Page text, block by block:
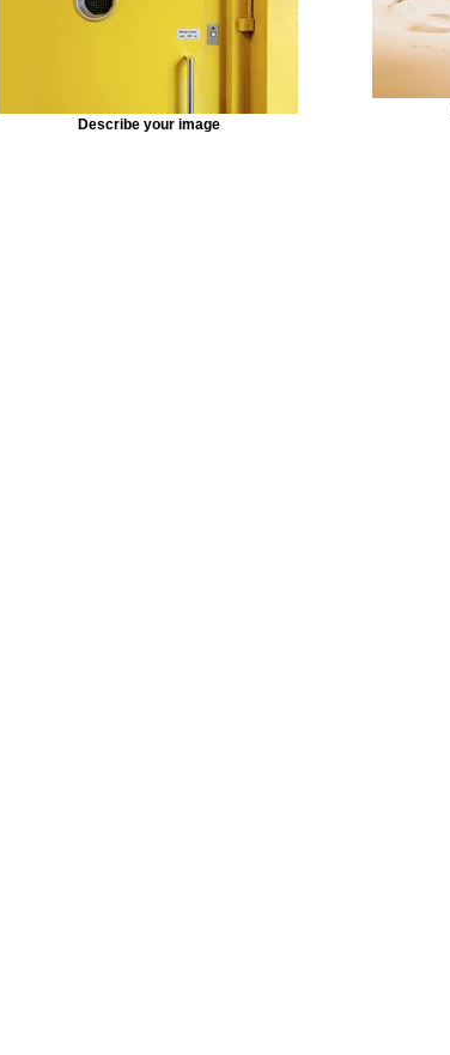
Describe your image